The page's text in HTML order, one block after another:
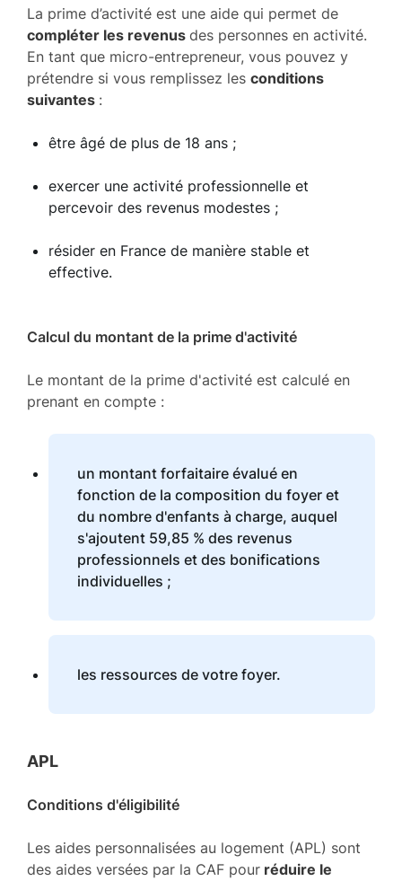
La prime d’activité est une aide qui permet de
compléter les revenus des personnes en activité.
En tant que micro-entrepreneur, vous pouvez y
prétendre si vous remplissez les conditions
suivantes :
être âgé de plus de 18 ans ;
exercer une activité professionnelle et
percevoir des revenus modestes ;
résider en France de manière stable et
effective.
Calcul du montant de la prime d'activité
Le montant de la prime d'activité est calculé en
prenant en compte :
un montant forfaitaire évalué en
fonction de la composition du foyer et
du nombre d'enfants à charge, auquel
s'ajoutent 59,85 % des revenus
professionnels et des bonifications
individuelles ;
les ressources de votre foyer.
APL
Conditions d'éligibilité
Les aides personnalisées au logement (APL) sont
des aides versées par la CAF pour réduire le